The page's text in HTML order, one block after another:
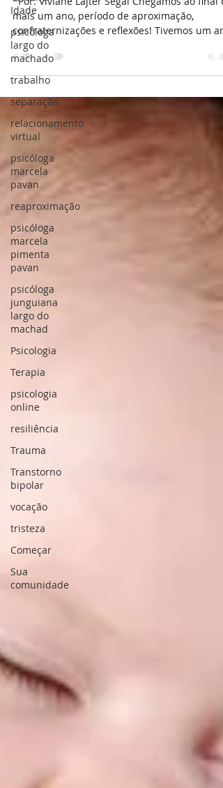
Idade
psicóloga
largo do
machado
trabalho
separação
relacionamento
virtual
psicóloga
marcela
pavan
reaproximação
psicóloga
marcela
pimenta
pavan
psicóloga
junguiana
largo do
machad
Psicologia
Terapia
psicologia
online
resiliência
Trauma
Transtorno
bipolar
vocação
tristeza
Começar
Sua
comunidade
reencontros
*Por: Viviane Lajter Segal Chegamos ao final
mais um ano, período de aproximação,
confraternizações e reflexões! Tivemos um
...